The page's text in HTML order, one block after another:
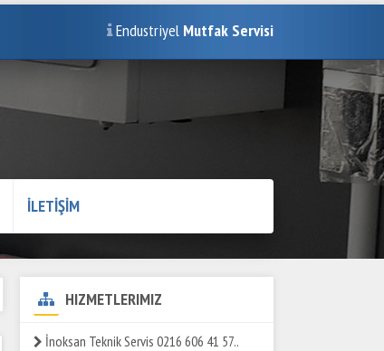
Endustriyel Mutfak Servisi
İLETİŞİM
HIZMETLERIMIZ
İnoksan Teknik Servis 0216 606 41 57..